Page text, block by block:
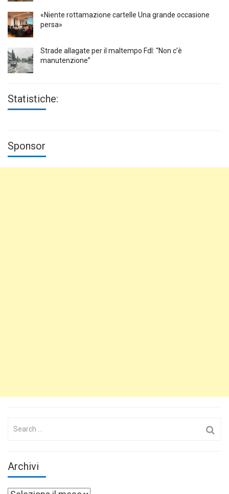
«Niente rottamazione cartelle Una grande occasione
persa»
Strade allagate per il maltempo FdI: “Non c’è
manutenzione”
Statistiche:
Sponsor
Search
Archivi